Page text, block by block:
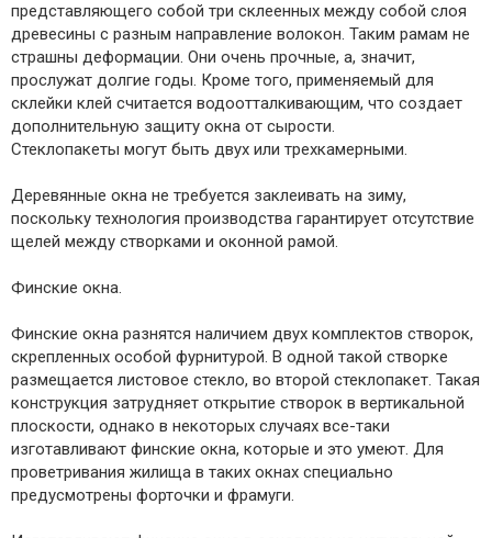
представляющего собой три склеенных между собой слоя
древесины с разным направление волокон. Таким рамам не
страшны деформации. Они очень прочные, а, значит,
прослужат долгие годы. Кроме того, применяемый для
склейки клей считается водоотталкивающим, что создает
дополнительную защиту окна от сырости.
Стеклопакеты могут быть двух или трехкамерными.
Деревянные окна не требуется заклеивать на зиму,
поскольку технология производства гарантирует отсутствие
щелей между створками и оконной рамой.
Финские окна.
Финские окна разнятся наличием двух комплектов створок,
скрепленных особой фурнитурой. В одной такой створке
размещается листовое стекло, во второй стеклопакет. Такая
конструкция затрудняет открытие створок в вертикальной
плоскости, однако в некоторых случаях все-таки
изготавливают финские окна, которые и это умеют. Для
проветривания жилища в таких окнах специально
предусмотрены форточки и фрамуги.